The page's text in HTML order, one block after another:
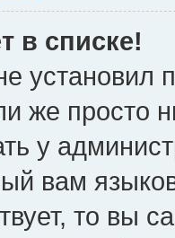
в списке!
установил
же просто
у
вам
то вы